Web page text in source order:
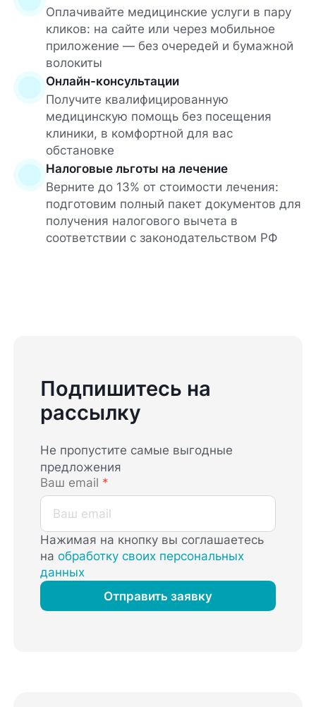
Оплачивайте медицинские услуги в пару
кликов: на сайте или через мобильное
приложение — без очередей и бумажной
волокиты
Онлайн-консультации
Получите квалифицированную
медицинскую помощь без посещения
клиники, в комфортной для вас
обстановке
Налоговые льготы на лечение
Верните до 13% от стоимости лечения:
подготовим полный пакет документов для
получения налогового вычета в
соответствии с законодательством РФ
Подпишитесь на
рассылку
Не пропустите самые выгодные
предложения
Ваш email *
Нажимая на кнопку вы соглашаетесь
наобработку своих персональных
данных
Отправить заявку